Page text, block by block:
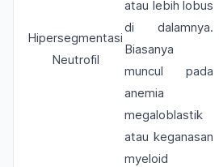
Hipersegmentasi
Neutrofil
atau lebih lobus
di dalamnya.
Biasanya
muncul pada
anemia
megaloblastik
atau keganasan
myeloid